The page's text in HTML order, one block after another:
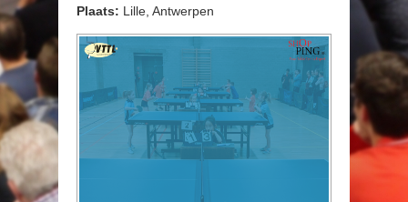
Plaats: Lille, Antwerpen